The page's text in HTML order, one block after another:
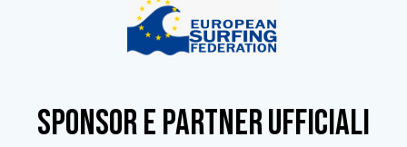
SPONSOR e partner ufficiali